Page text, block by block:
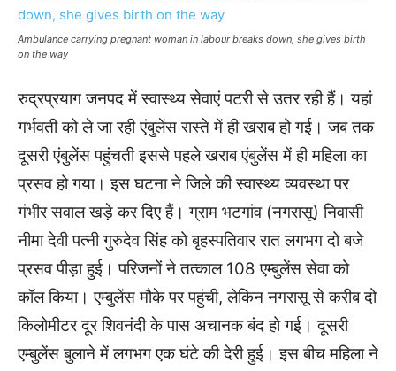
Ambulance carrying pregnant woman in labour breaks down, she gives birth
on the way
रुद्रप्रयाग जनपद में स्वास्थ्य सेवाएं पटरी से उतर रही हैं। यहां
गर्भवती को ले जा रही एंबुलेंस रास्ते में ही खराब हो गई। जब तक
दूसरी एंबुलेंस पहुंचती इससे पहले खराब एंबुलेंस में ही महिला का
प्रसव हो गया। इस घटना ने जिले की स्वास्थ्य व्यवस्था पर
गंभीर सवाल खड़े कर दिए हैं। ग्राम भटगांव (नगरासू) निवासी
नीमा देवी पत्नी गुरुदेव सिंह को बृहस्पतिवार रात लगभग दो बजे
प्रसव पीड़ा हुई। परिजनों ने तत्काल 108 एम्बुलेंस सेवा को
कॉल किया। एम्बुलेंस मौके पर पहुंची, लेकिन नगरासू से करीब दो
किलोमीटर दूर शिवनंदी के पास अचानक बंद हो गई। दूसरी
एम्बुलेंस बुलाने में लगभग एक घंटे की देरी हुई। इस बीच महिला ने